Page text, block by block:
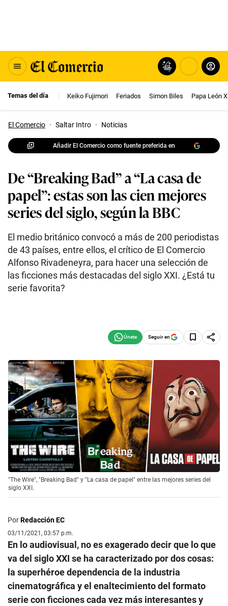
Temas del día Keiko Fujimori Feriados Simon Biles Papa León
El Comercio · Saltar Intro · Noticias
Añadir El Comercio como fuente preferida en
De “Breaking Bad” a “La casa de
papel”: estas son las cien mejores
series del siglo, según la BBC
El medio británico convocó a más de 200 periodistas
de 43 países, entre ellos, el crítico de El Comercio
Alfonso Rivadeneyra, para hacer una selección de
las ficciones más destacadas del siglo XXI. ¿Está tu
serie favorita?
Seguir en
"The Wire", "Breaking Bad" y "La casa de papel" entre las mejores series del
siglo XXI.
PorRedacción EC
03/11/2021, 03:57 p.m.
En lo audiovisual, no es exagerado decir que lo que
va del siglo XXI se ha caracterizado por dos cosas:
la superhéroe dependencia de la industria
cinematográfica y el enaltecimiento del formato
serie con ficciones cada vez más interesantes y